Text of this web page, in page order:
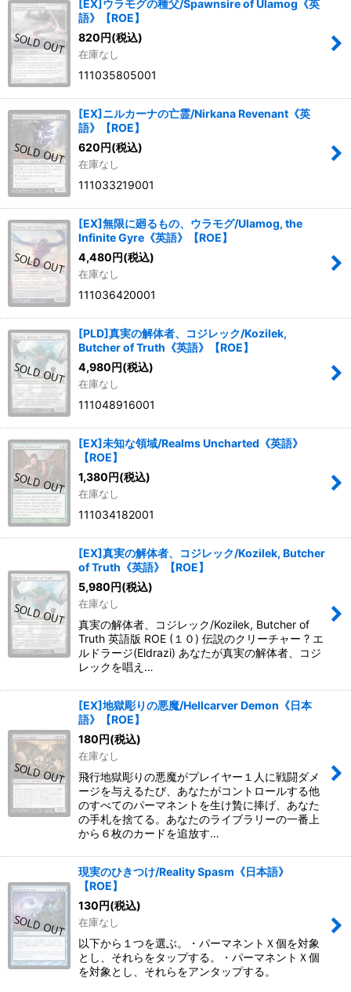
[EX]ウラモグの種父/Spawnsire of Ulamog《英
語》【ROE】
820円(税込)
在庫なし
111035805001
[EX]ニルカーナの亡霊/Nirkana Revenant《英
語》【ROE】
620円(税込)
在庫なし
111033219001
[EX]無限に廻るもの、ウラモグ/Ulamog, the
Infinite Gyre《英語》【ROE】
4,480円(税込)
在庫なし
111036420001
[PLD]真実の解体者、コジレック/Kozilek,
Butcher of Truth《英語》【ROE】
4,980円(税込)
在庫なし
111048916001
[EX]未知な領域/Realms Uncharted《英語》
【ROE】
1,380円(税込)
在庫なし
111034182001
[EX]真実の解体者、コジレック/Kozilek, Butcher
of Truth《英語》【ROE】
5,980円(税込)
在庫なし
真実の解体者、コジレック/Kozilek, Butcher of
Truth 英語版 ROE (１０) 伝説のクリーチャー ? エ
ルドラージ(Eldrazi) あなたが真実の解体者、コジ
レックを唱え…
[EX]地獄彫りの悪魔/Hellcarver Demon《日本
語》【ROE】
180円(税込)
在庫なし
飛行地獄彫りの悪魔がプレイヤー１人に戦闘ダメ
ージを与えるたび、あなたがコントロールする他
のすべてのパーマネントを生け贄に捧げ、あなた
の手札を捨てる。あなたのライブラリーの一番上
から６枚のカードを追放す…
現実のひきつけ/Reality Spasm《日本語》
【ROE】
130円(税込)
在庫なし
以下から１つを選ぶ。・パーマネントＸ個を対象
とし、それらをタップする。・パーマネントＸ個
を対象とし、それらをアンタップする。